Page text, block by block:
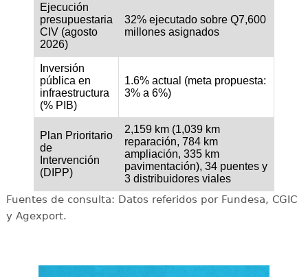
Ejecución
presupuestaria
CIV (agosto
2026)
32% ejecutado sobre Q7,600
millones asignados
Inversión
pública en
infraestructura
(% PIB)
1.6% actual (meta propuesta:
3% a 6%)
Plan Prioritario
de
Intervención
(DIPP)
2,159 km (1,039 km
reparación, 784 km
ampliación, 335 km
pavimentación), 34 puentes y
3 distribuidores viales
Fuentes de consulta: Datos referidos por Fundesa, CGIC
y Agexport.